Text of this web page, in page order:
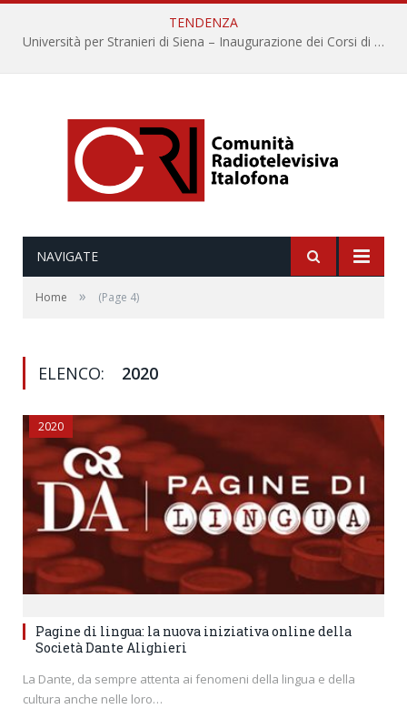
TENDENZA
Università per Stranieri di Siena – Inaugurazione dei Corsi di Lingua e Cultura Italiana, 109a annata
NAVIGATE
Home » (Page 4)
ELENCO: 2020
2020
Pagine di lingua: la nuova iniziativa online della
Società Dante Alighieri
La Dante, da sempre attenta ai fenomeni della lingua e della
cultura anche nelle loro…